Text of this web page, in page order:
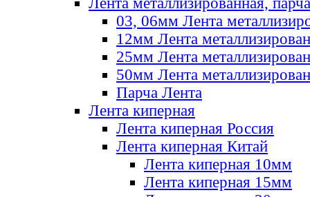
03, 06мм Лента
12мм Лента
25мм Лента
50мм Лента
Парча Лента
Лента киперная
Лента киперная Россия
Лента киперная Китай
Лента киперная 10мм
Лента киперная 15мм